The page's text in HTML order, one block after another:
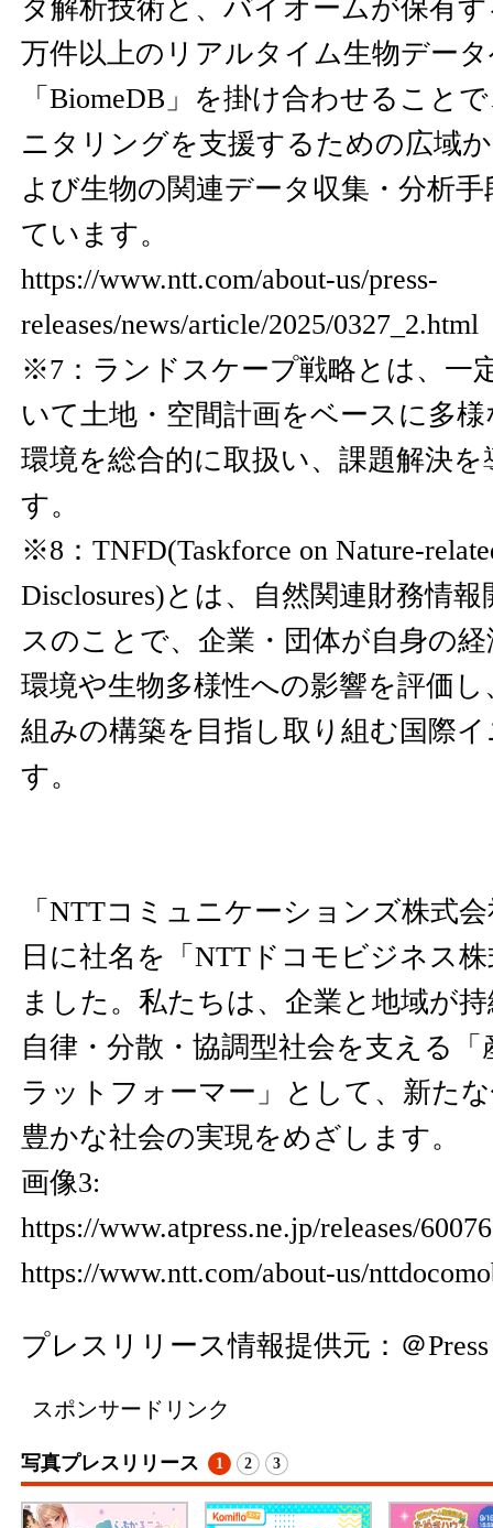
タ解析技術と、バイオームが保有
万件以上のリアルタイム生物デー
「BiomeDB」を掛け合わせること
ニタリングを支援するための広域
よび生物の関連データ収集・分析
ています。
https://www.ntt.com/about-us/press-
releases/news/article/2025/0327_2.html
※7：ランドスケープ戦略とは、一
いて土地・空間計画をベースに多
環境を総合的に取扱い、課題解決
す。
※8：TNFD(Taskforce on Nature-
Disclosures)とは、自然関連財務情
スのことで、企業・団体が自身の
環境や生物多様性への影響を評価
組みの構築を目指し取り組む国際
す。
「NTTコミュニケーションズ株式
日に社名を「NTTドコモビジネス
ました。私たちは、企業と地域が
自律・分散・協調型社会を支える
ラットフォーマー」として、新た
豊かな社会の実現をめざします。
画像3:
https://www.atpress.ne.jp/releases/
https://www.ntt.com/about-us/
プレスリリース情報提供元： ＠Press
スポンサードリンク
写真プレスリリース 1 2 3